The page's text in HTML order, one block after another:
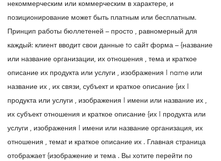
некоммерческим или коммерческим в характере, и
позиционирование может быть платным или бесплатным.
Принцип работы бюллетеней – просто , равномерный для
каждый: клиент вводит свои данные to сайт форма – {название
или название организации, их отношения , тема и краткое
описание их продукта или услуги , изображения | name или
название их , их связи, субъект и краткое описание {их |
продукта или услуги , изображения | имени или название их ,
их субъект отношения и краткое описание {их | продукта или
услуги , изображения | имени или название организация, их
отношения , темаt и краткое описание их . Главная страница
отображает {изображение и тема . Вы хотите перейти по